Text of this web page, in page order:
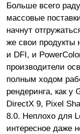
Больше всего
массовые
начнут
же свои продукты
и DFI, и
производители
полным ходом
рендеринга, как у
DirectX 9, Pixel
8.0. Неплохо для
интересное даже